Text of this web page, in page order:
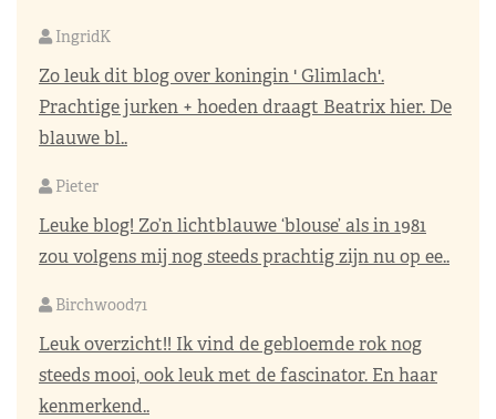
IngridK
Zo leuk dit blog over koningin ' Glimlach'.
Prachtige jurken + hoeden draagt Beatrix hier. De
blauwe bl..
Pieter
Leuke blog! Zo’n lichtblauwe ‘blouse’ als in 1981
zou volgens mij nog steeds prachtig zijn nu op ee..
Birchwood71
Leuk overzicht!! Ik vind de gebloemde rok nog
steeds mooi, ook leuk met de fascinator. En haar
kenmerkend..